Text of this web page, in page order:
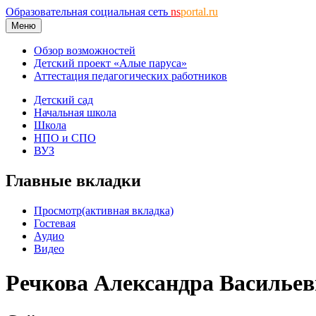
Образовательная социальная сеть nsportal.ru
Меню
Обзор возможностей
Детский проект «Алые паруса»
Аттестация педагогических работников
Детский сад
Начальная школа
Школа
НПО и СПО
ВУЗ
Главные вкладки
Просмотр(активная вкладка)
Гостевая
Аудио
Видео
Речкова Александра